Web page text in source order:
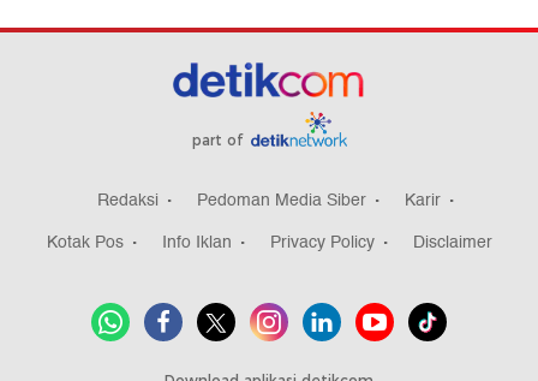
part of
Redaksi Pedoman Media Siber
Karir
Kotak Pos
Info Iklan Privacy Policy Disclaimer